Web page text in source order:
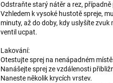
Odstraňte starý nátěr a rez,
Vzhledem k vysoké hustotě spreje,
minuty, až do doby, kdy uslyšíte zvuk
ventil ucpat.
Lakování:
Otestujte sprej na nenápadném
Nanášejte sprej ze vzdálenosti
Naneste několik krycích vrstev.